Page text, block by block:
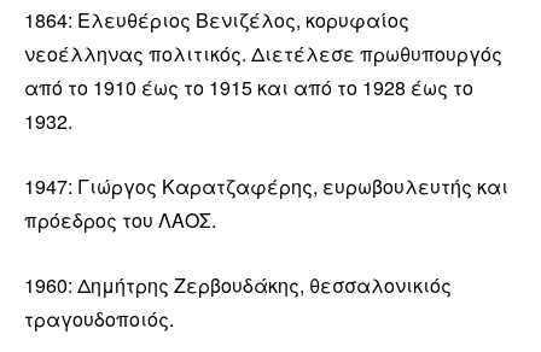
1864: Ελευθέριος Βενιζέλος, κορυφαίος
νεοέλληνας πολιτικός. Διετέλεσε πρωθυπουργός
από το 1910 έως το 1915 και από το 1928 έως το
1932.
1947: Γιώργος Καρατζαφέρης, ευρωβουλευτής και
πρόεδρος του ΛΑΟΣ.
1960: Δημήτρης Ζερβουδάκης, θεσσαλονικιός
τραγουδοποιός.